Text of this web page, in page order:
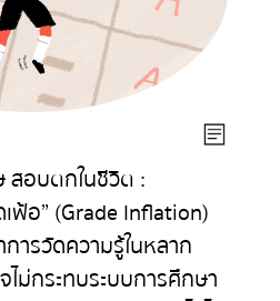
สอบตกในชีวิต :
ฟ้อ” (Grade Inflation)
รวัดความรู้ในหลาก
ไม่กระทบระบบการศึกษา